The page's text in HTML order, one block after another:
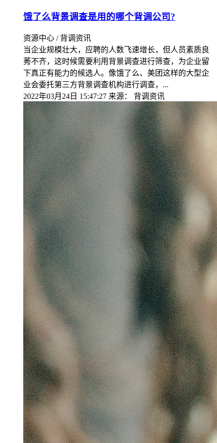
饿了么背景调查是用的哪个背调公司?
资源中心 / 背调资讯
当企业规模壮大，应聘的人数飞速增长，但人员素质良
莠不齐，这时候需要利用背景调查进行筛查，为企业留
下真正有能力的候选人。像饿了么、美团这样的大型企
业会委托第三方背景调查机构进行调查，...
2022年03月24日 15:47:27 来源： 背调资讯